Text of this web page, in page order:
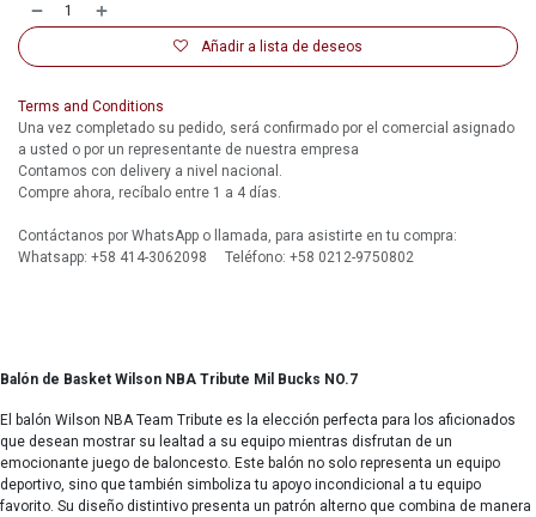
Añadir a lista de deseos
Terms and Conditions
Una vez completado su pedido, será confirmado por el comercial asignado
a usted o por un representante de nuestra empresa
Contamos con delivery a nivel nacional.
Compre ahora, recíbalo entre 1 a 4 días.
Contáctanos por WhatsApp o llamada, para asistirte en tu compra:
Whatsapp: +58 414-3062098 Teléfono: +58 0212-9750802
Balón de Basket Wilson NBA Tribute Mil Bucks NO.7
El balón Wilson NBA Team Tribute es la elección perfecta para los aficionados
que desean mostrar su lealtad a su equipo mientras disfrutan de un
emocionante juego de baloncesto. Este balón no solo representa un equipo
deportivo, sino que también simboliza tu apoyo incondicional a tu equipo
favorito. Su diseño distintivo presenta un patrón alterno que combina de manera